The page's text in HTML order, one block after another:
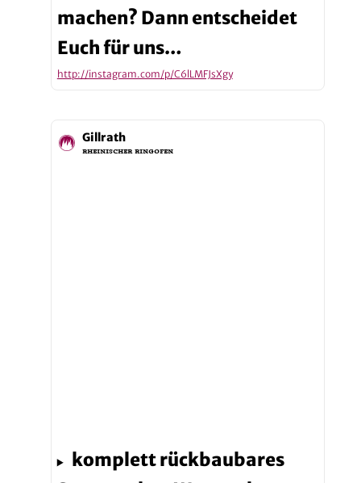
machen? Dann entscheidet
Euch für uns…
http://instagram.com/p/C6lLMFJsXgy
komplett rückbaubares